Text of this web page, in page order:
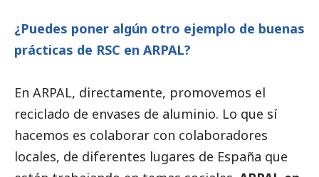
¿Puedes poner algún otro ejemplo de buenas
prácticas de RSC en ARPAL?
En ARPAL, directamente, promovemos el
reciclado de envases de aluminio. Lo que sí
hacemos es colaborar con colaboradores
locales, de diferentes lugares de España que